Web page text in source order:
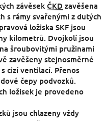
závěsek ČKD zavěšena
s rámy svařenými z dutých
ložiska SKF jsou
kilometrů. Dvojkolí jsou
šroubovitými pružinami
zavěšeny stejnosměrné
cizí ventilací. Přenos
čepy podvozků.
ložisek je provedeno
jsou chlazeny vždy